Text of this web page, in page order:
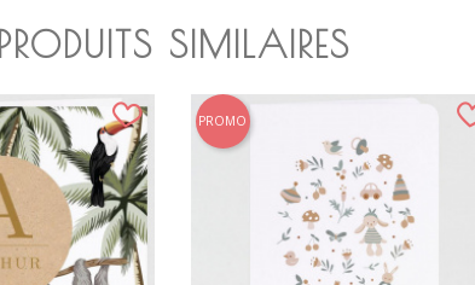
PRODUITS SIMILAIRES
PROMO